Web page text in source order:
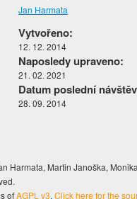
Jan Harmata
Vytvořeno:
12. 12. 2014
Naposledy upraveno:
21. 02. 2021
Datum poslední
28. 09. 2014
Harmata, Martin Janoška,
ofAGPL v3. Click here for the